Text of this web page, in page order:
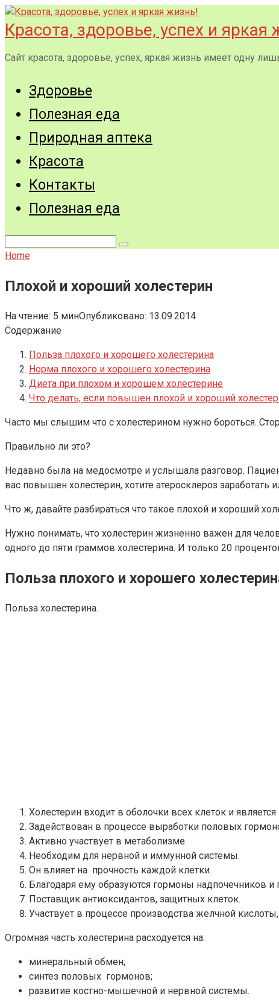
Перейти
к
контенту
Красота, здоровье, успех и яркая
Сайт красота, здоровье, успех, яркая жизнь имеет одну
Здоровье
Полезная еда
Природная аптека
Красота
Контакты
Полезная еда
Home
Плохой и хороший холестерин
На чтение: 5 минОпубликовано: 13.09.2014
Содержание
Польза плохого и хорошего холестерина
Норма плохого и хорошего холестерина
Диета при плохом и хорошем холестерине
Что делать, если повышен плохой и хороший
Часто мы слышим что с холестерином нужно бороться.
Правильно ли это?
Недавно была на медосмотре и услышала разговор.
вас повышен холестерин, хотите атеросклероз
Что ж, давайте разбираться что такое плохой и хороший
Нужно понимать, что холестерин жизненно важен для
одного до пяти граммов холестерина. И только 20
Польза плохого и хорошего
Польза холестерина.
Холестерин входит в оболочки всех клеток и
Задействован в процессе выработки половых
Активно участвует в метаболизме.
Необходим для нервной и иммунной системы.
Он влияет на прочность каждой клетки.
Благодаря ему образуются гормоны надпочечников
Поставщик антиоксидантов, защитных клеток.
Участвует в процессе производства желчной
Огромная часть холестерина расходуется на:
минеральный обмен;
синтез половых гормонов;
развитие костно-мышечной и нервной системы.